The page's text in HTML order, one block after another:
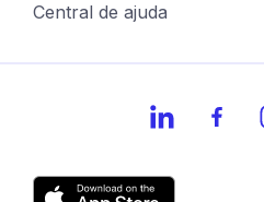
Central de ajuda